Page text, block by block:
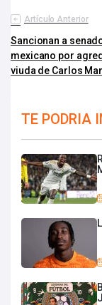
Artículo Anterior
Sancionan a
mexicano por
viuda de Carlos
TE PODRIA